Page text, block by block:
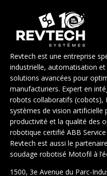
Revtech est une entreprise
industrielle, automatisation
solutions avancées pour
manufacturiers. Expert en
robots collaboratifs (cobots),
systèmes de vision artificielle
productivité et la qualité des
robotique certifié ABB
Revtech est aussi le
soudage robotisé Motofil à
1500, 3e Avenue du Parc-